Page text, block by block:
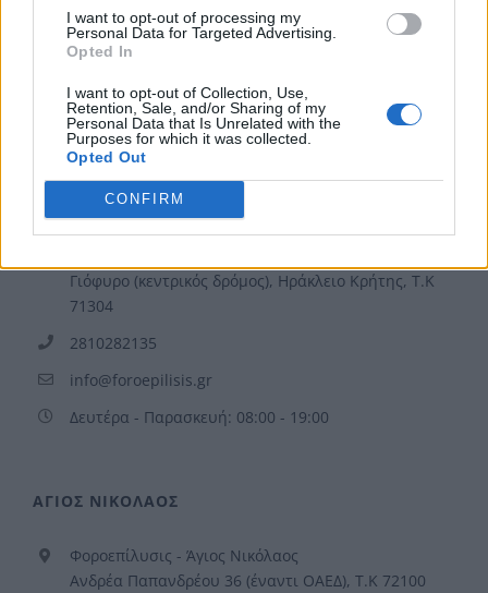
I want to opt-out of processing my
Personal Data for Targeted Advertising.
Opted In
I want to opt-out of Collection, Use,
Retention, Sale, and/or Sharing of my
Personal Data that Is Unrelated with the
Purposes for which it was collected.
Opted Out
CONFIRM
ΗΡΑΚΛΕΙΟ
Φοροεπίλυσις - Ηράκλειο
Γιόφυρο (κεντρικός δρόμος), Ηράκλειο Κρήτης, Τ.Κ
71304
2810282135
info@foroepilisis.gr
Δευτέρα - Παρασκευή: 08:00 - 19:00
ΑΓΙΟΣ ΝΙΚΟΛΑΟΣ
Φοροεπίλυσις - Άγιος Νικόλαος
Ανδρέα Παπανδρέου 36 (έναντι ΟΑΕΔ), Τ.Κ 72100